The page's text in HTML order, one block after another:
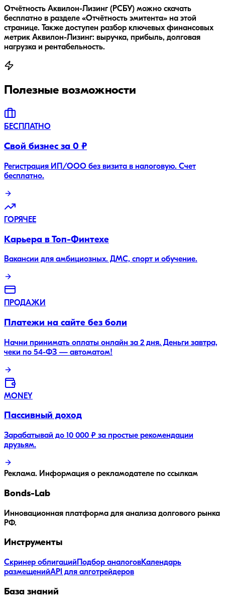
Отчётность Аквилон-Лизинг (РСБУ) можно скачать
бесплатно в разделе «Отчётность эмитента» на этой
странице. Также доступен разбор ключевых финансовых
метрик Аквилон-Лизинг: выручка, прибыль, долговая
нагрузка и рентабельность.
Полезные возможности
БЕСПЛАТНО
Свой бизнес за 0 ₽
Регистрация ИП/ООО без визита в налоговую. Счет
бесплатно.
ГОРЯЧЕЕ
Карьера в Топ-Финтехе
Вакансии для амбициозных. ДМС, спорт и обучение.
ПРОДАЖИ
Платежи на сайте без боли
Начни принимать оплаты онлайн за 2 дня. Деньги завтра,
чеки по 54-ФЗ — автоматом!
MONEY
Пассивный доход
Зарабатывай до 10 000 ₽ за простые рекомендации
друзьям.
Реклама. Информация о рекламодателе по ссылкам
Bonds-Lab
Инновационная платформа для анализа долгового рынка
РФ.
Инструменты
Скринер облигаций Подбор аналоговКалендарь
размещенийAPI для алготрейдеров
База знаний